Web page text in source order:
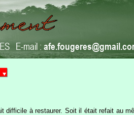
E-mail :
difficile à restaurer. Soit il était refait au